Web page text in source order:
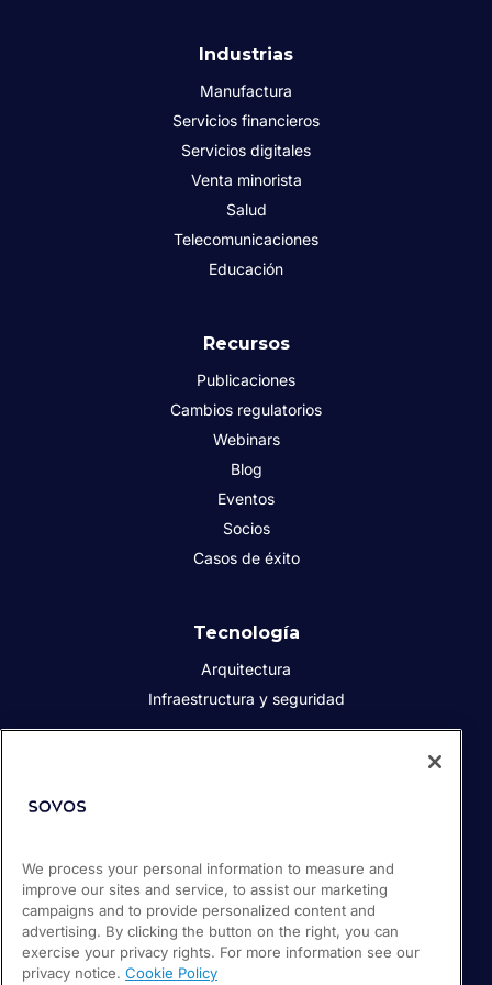
Industrias
Manufactura
Servicios financieros
Servicios digitales
Venta minorista
Salud
Telecomunicaciones
Educación
Recursos
Publicaciones
Cambios regulatorios
Webinars
Blog
Eventos
Socios
Casos de éxito
Tecnología
Arquitectura
Infraestructura y seguridad
Prensa
Empleos
Soporte / Portal de clientes
We process your personal information to measure and
improve our sites and service, to assist our marketing
campaigns and to provide personalized content and
advertising. By clicking the button on the right, you can
exercise your privacy rights. For more information see our
privacy notice. Cookie Policy